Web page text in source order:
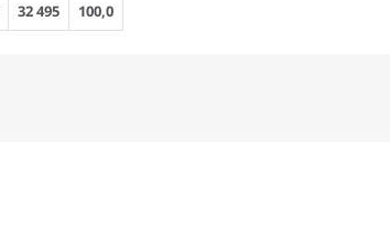
32 495
100,0